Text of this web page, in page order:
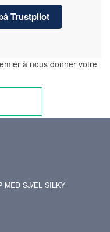
Trustpilot
à nous donner votre
MED SJÆL SILKY-